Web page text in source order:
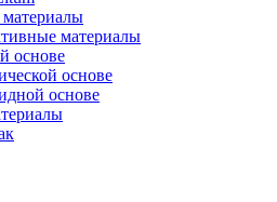
материалы
основе
основе
основе